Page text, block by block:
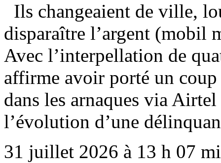
Ils changeaient de ville,
disparaître l’argent (mobil
Avec l’interpellation de
affirme avoir porté un coup
dans les arnaques via
l’évolution d’une
31 juillet 2026 à 13 h 07